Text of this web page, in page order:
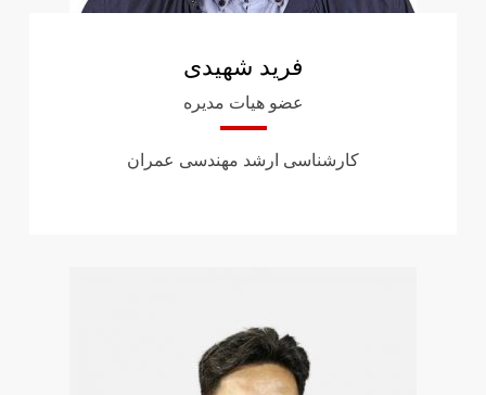
فرید شهیدی
عضو هیات مدیره
کارشناسی ارشد مهندسی عمران